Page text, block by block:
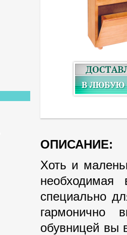
ОПИСАНИЕ:
Хоть и
специально
гармонично
обувницей вы